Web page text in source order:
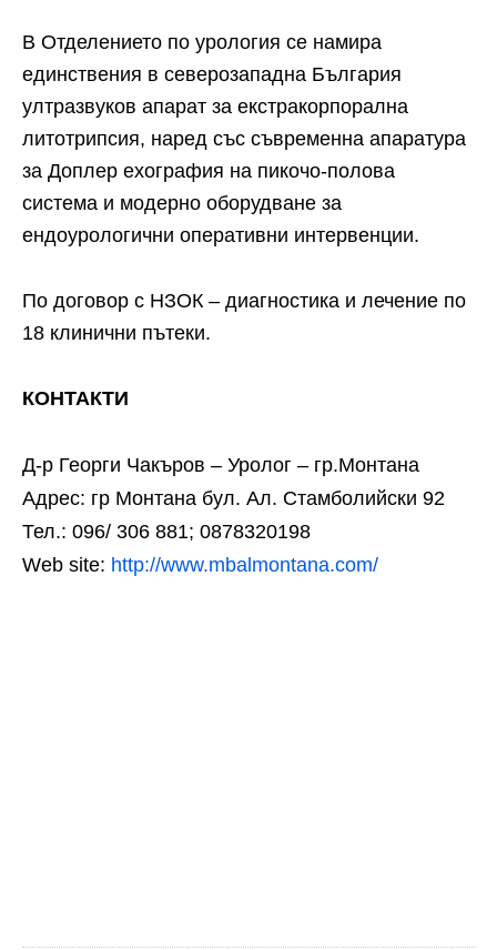
В Отделението по урология се намира
единствения в северозападна България
ултразвуков апарат за екстракорпорална
литотрипсия, наред със съвременна апаратура
за Доплер ехография на пикочо-полова
система и модерно оборудване за
ендоурологични оперативни интервенции.
По договор с НЗОК – диагностика и лечение по
18 клинични пътеки.
КОНТАКТИ
Д-р Георги Чакъров – Уролог – гр.Монтана
Адрес: гр Монтана бул. Ал. Стамболийски 92
Тел.: 096/ 306 881; 0878320198
Web site: http://www.mbalmontana.com/